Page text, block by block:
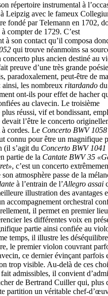
répertoire instrumental à
Leipzig avec le fameux
fondé par Telemann en 1702,
compter de 1729. C’est
à son contact qu’il composa
qui trouve néanmoins sa
plus ancien destiné au
preuve d’une très grande
paradoxalement, peut-être de
ainsi, les nombreux ritardando du
ont-ils pour effet de hacher
au clavecin. Le troisième
réussi, vif et bondissant,
devait l’être le concerto
cordes. Le Concerto BWV 1058
connu pour être un magnifique
(il s’agit du Concerto BWV 1041
partie de la Cantate BWV 35
, c’est un concerto
atmosphère passe de la
à l’entrain de l’Allegro assai
illustration des avantages
accompagnement orchestral
il permet en premier
les différentes voix en
partie ainsi confiée au
temps, il illustre les
le premier violon couvrant
ce dernier évinçant parfois
trop visible. Au-delà de ces
admissibles, il convient
de Bertrand Cuiller qui, plus
partition un véritable chef-